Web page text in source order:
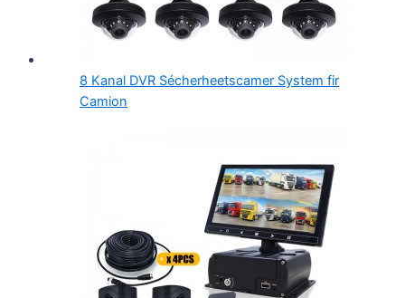
8 Kanal DVR Sécherheetscamer System fir
Camion